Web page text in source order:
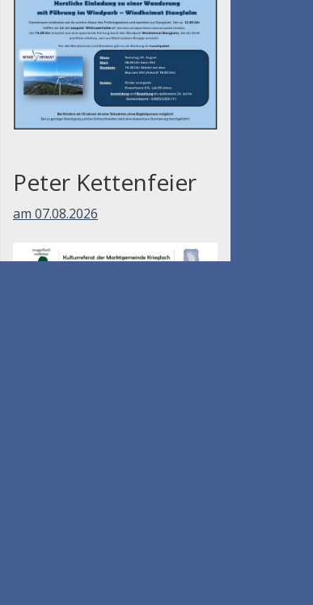
Peter Kettenfeier
am 07.08.2026